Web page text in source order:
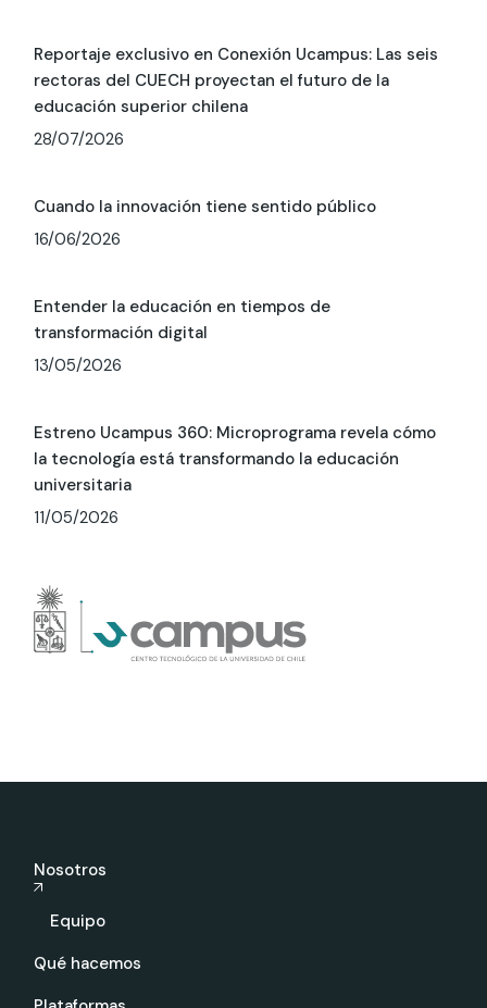
Reportaje exclusivo en Conexión Ucampus: Las seis
rectoras del CUECH proyectan el futuro de la
educación superior chilena
28/07/2026
Cuando la innovación tiene sentido público
16/06/2026
Entender la educación en tiempos de
transformación digital
13/05/2026
Estreno Ucampus 360: Microprograma revela cómo
la tecnología está transformando la educación
universitaria
11/05/2026
Nosotros
Equipo
Qué hacemos